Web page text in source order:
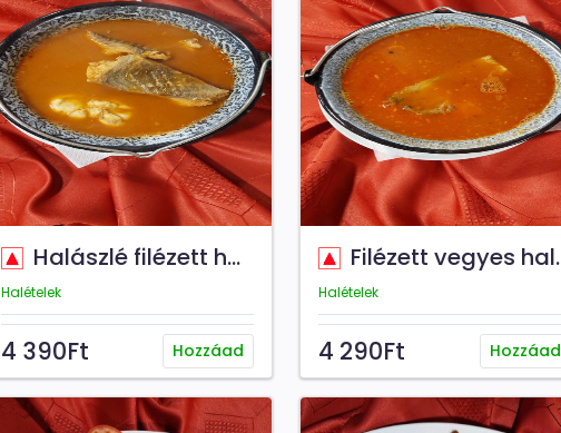
Halászlé filézett harcsaszeletekkel
Halételek
4 390Ft Hozzáad
Filézett vegyes halászlé
Halételek
4 290Ft Hozzáad